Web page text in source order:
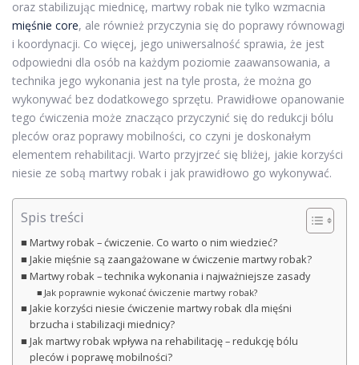
oraz stabilizując miednicę, martwy robak nie tylko wzmacnia
mięśnie core, ale również przyczynia się do poprawy równowagi
i koordynacji. Co więcej, jego uniwersalność sprawia, że jest
odpowiedni dla osób na każdym poziomie zaawansowania, a
technika jego wykonania jest na tyle prosta, że można go
wykonywać bez dodatkowego sprzętu. Prawidłowe opanowanie
tego ćwiczenia może znacząco przyczynić się do redukcji bólu
pleców oraz poprawy mobilności, co czyni je doskonałym
elementem rehabilitacji. Warto przyjrzeć się bliżej, jakie korzyści
niesie ze sobą martwy robak i jak prawidłowo go wykonywać.
Spis treści
Martwy robak – ćwiczenie. Co warto o nim wiedzieć?
Jakie mięśnie są zaangażowane w ćwiczenie martwy robak?
Martwy robak – technika wykonania i najważniejsze zasady
Jak poprawnie wykonać ćwiczenie martwy robak?
Jakie korzyści niesie ćwiczenie martwy robak dla mięśni
brzucha i stabilizacji miednicy?
Jak martwy robak wpływa na rehabilitację – redukcję bólu
pleców i poprawę mobilności?